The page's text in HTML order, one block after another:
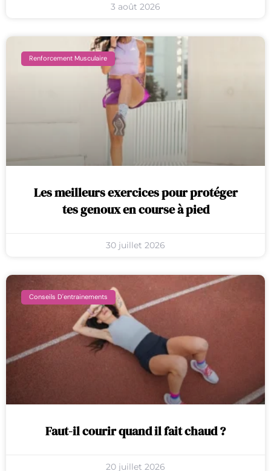
3 août 2026
Renforcement Musculaire
Les meilleurs exercices pour protéger
tes genoux en course à pied
30 juillet 2026
Conseils D'entrainements
Faut-il courir quand il fait chaud ?
20 juillet 2026